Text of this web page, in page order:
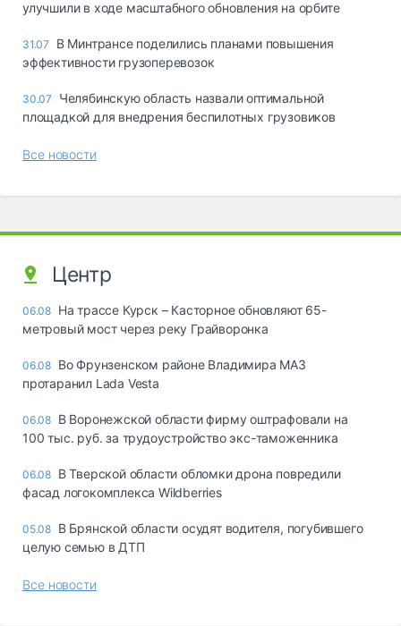
улучшили в ходе масштабного обновления на орбите
31.07
В Минтрансе поделились планами повышения
эффективности грузоперевозок
30.07
Челябинскую область назвали оптимальной
площадкой для внедрения беспилотных грузовиков
Все новости
Центр
06.08 На трассе Курск – Касторное обновляют 65-
метровый мост через реку Грайворонка
06.08 Во Фрунзенском районе Владимира МАЗ
протаранил Lada Vesta
06.08 В Воронежской области фирму оштрафовали на
100 тыс. руб. за трудоустройство экс-таможенника
06.08 В Тверской области обломки дрона повредили
фасад логокомплекса Wildberries
05.08 В Брянской области осудят водителя, погубившего
целую семью в ДТП
Все новости